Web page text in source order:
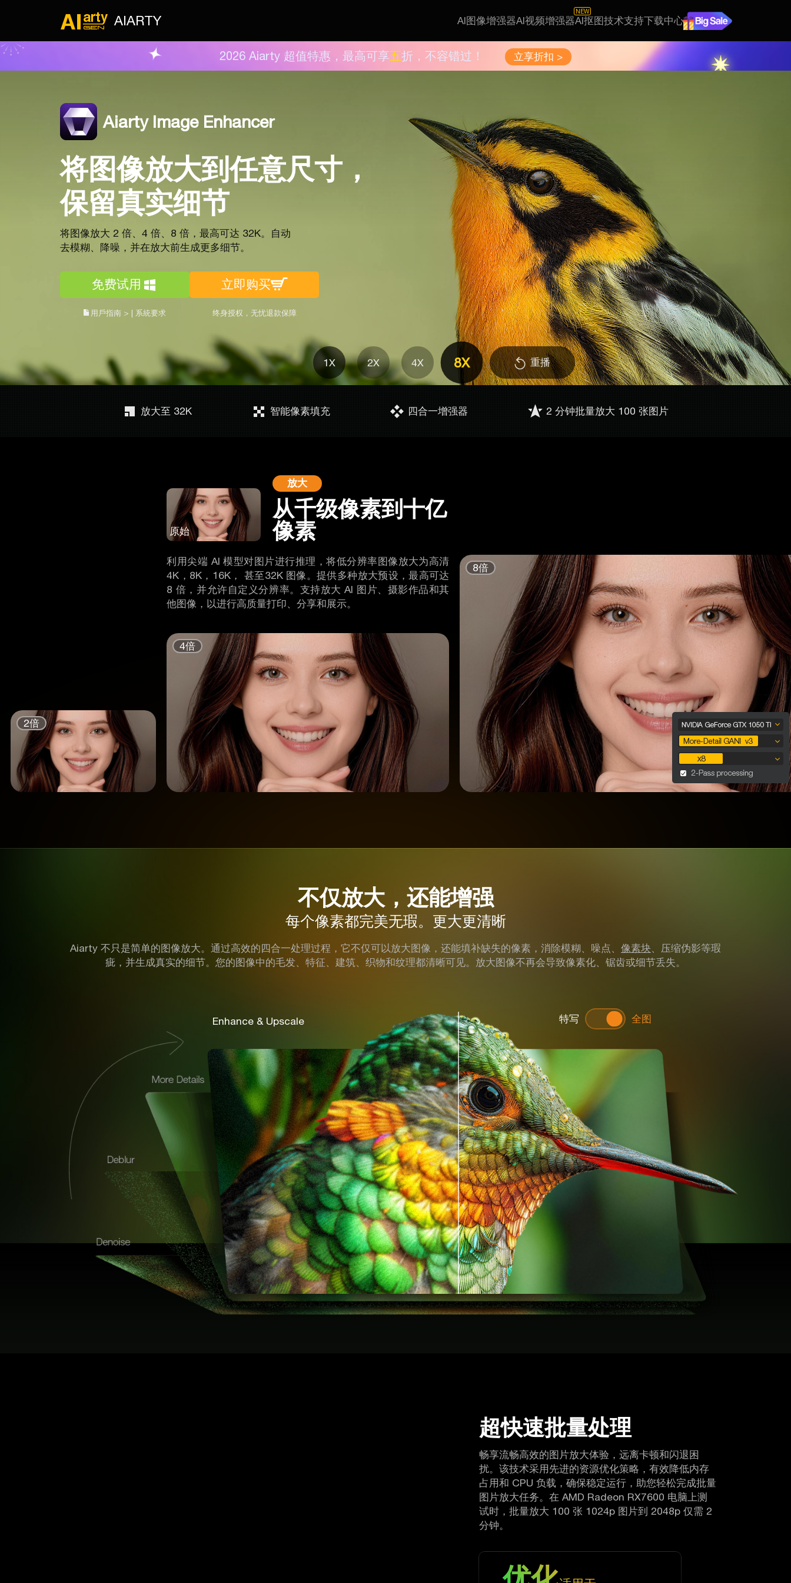
AIARTY AI图像增强器AI视频增强器
NEW
AI抠图技术支持下载中心
2026 Aiarty 超值特惠，最高可享五折，不容错过！ 立享折扣 >
Aiarty Image Enhancer
将图像放大到任意尺寸，
保留真实细节
将图像放大 2 倍、4 倍、8 倍，最高可达 32K。自动
去模糊、降噪，并在放大前生成更多细节。
免费试用
用戶指南 > | 系統要求
立即购买
终身授权，无忧退款保障
1X 2X 4X 8X 重播
放大至 32K 智能像素填充 四合一增强器 2 分钟批量放大 100 张图片
原始
放大
从千级像素到十亿
像素
利用尖端 AI 模型对图片进行推理，将低分辨率图像放大为高清
4K，8K，16K， 甚至32K 图像。提供多种放大预设，最高可达
8 倍，并允许自定义分辨率。支持放大 AI 图片、摄影作品和其
他图像，以进行高质量打印、分享和展示。
不仅放大，还能增强
每个像素都完美无瑕。更大更清晰
Aiarty 不只是简单的图像放大。通过高效的四合一处理过程，它不仅可以放大图像，还能填补缺失的像素，消除模糊、噪点、 像素块、压缩伪影等瑕
疵，并生成真实的细节。您的图像中的毛发、特征、建筑、织物和纹理都清晰可见。放大图像不再会导致像素化、锯齿或细节丢失。
Enhance & Upscale
超快速批量处理
畅享流畅高效的图片放大体验，远离卡顿和闪退困
扰。该技术采用先进的资源优化策略，有效降低内存
占用和 CPU 负载，确保稳定运行，助您轻松完成批量
图片放大任务。在 AMD Radeon RX7600 电脑上测
试时，批量放大 100 张 1024p 图片到 2048p 仅需 2
分钟。